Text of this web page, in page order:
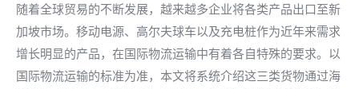
随着全球贸易的不断发展，越来越多企业将各类产品出口至新
加坡市场。移动电源、高尔夫球车以及充电桩作为近年来需求
增长明显的产品，在国际物流运输中有着各自特殊的要求。以
国际物流运输的标准为准，本文将系统介绍这三类货物通过海